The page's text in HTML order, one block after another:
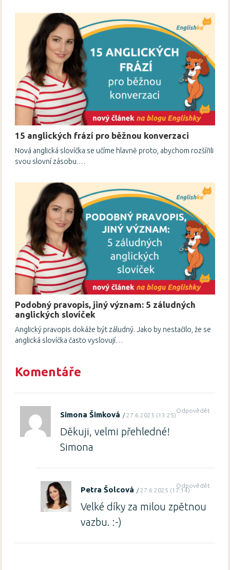
15 anglických frází pro běžnou konverzaci
Nová anglická slovíčka se učíme hlavně proto, abychom rozšířili
svou slovní zásobu.…
Podobný pravopis, jiný význam: 5 záludných
anglických slovíček
Anglický pravopis dokáže být záludný. Jako by nestačilo, že se
anglická slovíčka často vyslovují…
Komentáře
Simona Šimková 27.6.2025 (13:25)
Děkuji, velmi přehledné!
Simona
Odpovědět
Petra Šolcová 27.6.2025 (17:14)
Velké díky za milou zpětnou
vazbu. :-)
Odpovědět